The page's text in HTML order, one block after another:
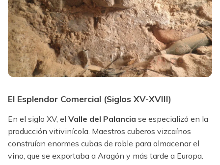
El Esplendor Comercial (Siglos XV-XVIII)
En el siglo XV, el Valle del Palancia se especializó en la
producción vitivinícola. Maestros cuberos vizcaínos
construían enormes cubas de roble para almacenar el
vino, que se exportaba a Aragón y más tarde a Europa.